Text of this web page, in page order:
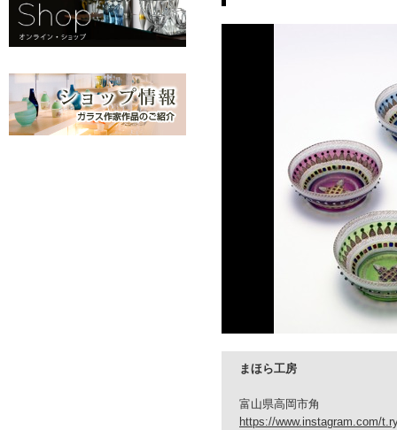
まほら工房
富山県高岡市角
https://www.instagram.com/